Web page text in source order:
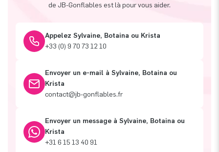
de JB-Gonflables est là pour vous aider.
Appelez Sylvaine, Botaina ou Krista
+33 (0) 9 70 73 12 10
Envoyer un e-mail à Sylvaine, Botaina ou
Krista
contact@jb-gonflables.fr
Envoyer un message à Sylvaine, Botaina ou
Krista
+31 6 15 13 40 91